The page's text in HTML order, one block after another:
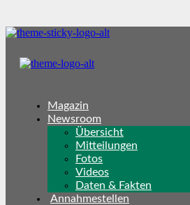
Magazin
Newsroom
Übersicht
Mitteilungen
Fotos
Videos
Daten & Fakten
Annahmestellen